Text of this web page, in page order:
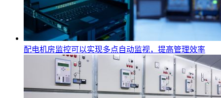
配电机房监控可以实现多点自动监视，提高管理效率